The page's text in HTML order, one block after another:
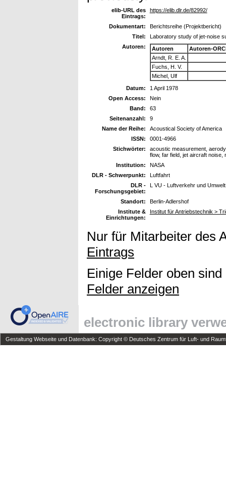
elib-URL des
Eintrags:
https://elib.dlr.de/82992/
Dokumentart:
Berichtsreihe (Projektbericht)
Titel:
Laboratory study of jet-noise
Autoren:
Autoren
Autoren-
Arndt, R. E. A.
Fuchs, H. V.
Michel, Ulf
Datum:
1 April 1978
Open Access:
Nein
Band:
63
Seitenanzahl:
9
Name der Reihe:
Acoustical Society of America
ISSN:
0001-4966
Stichwörter:
acoustic measurement,
flow, far field, jet aircraft
Institution:
NASA
DLR - Schwerpunkt:
Luftfahrt
DLR -
Forschungsgebiet:
L VU - Luftverkehr und Umwelt
Standort:
Berlin-Adlershof
Institute &
Einrichtungen:
Institut für Antriebstechnik >
Nur für Mitarbeiter des
Eintrags
Einige Felder oben
Felder anzeigen
electronic library
Gestaltung Webseite und Datenbank: Copyright © Deutsches Zentrum für Luft- und